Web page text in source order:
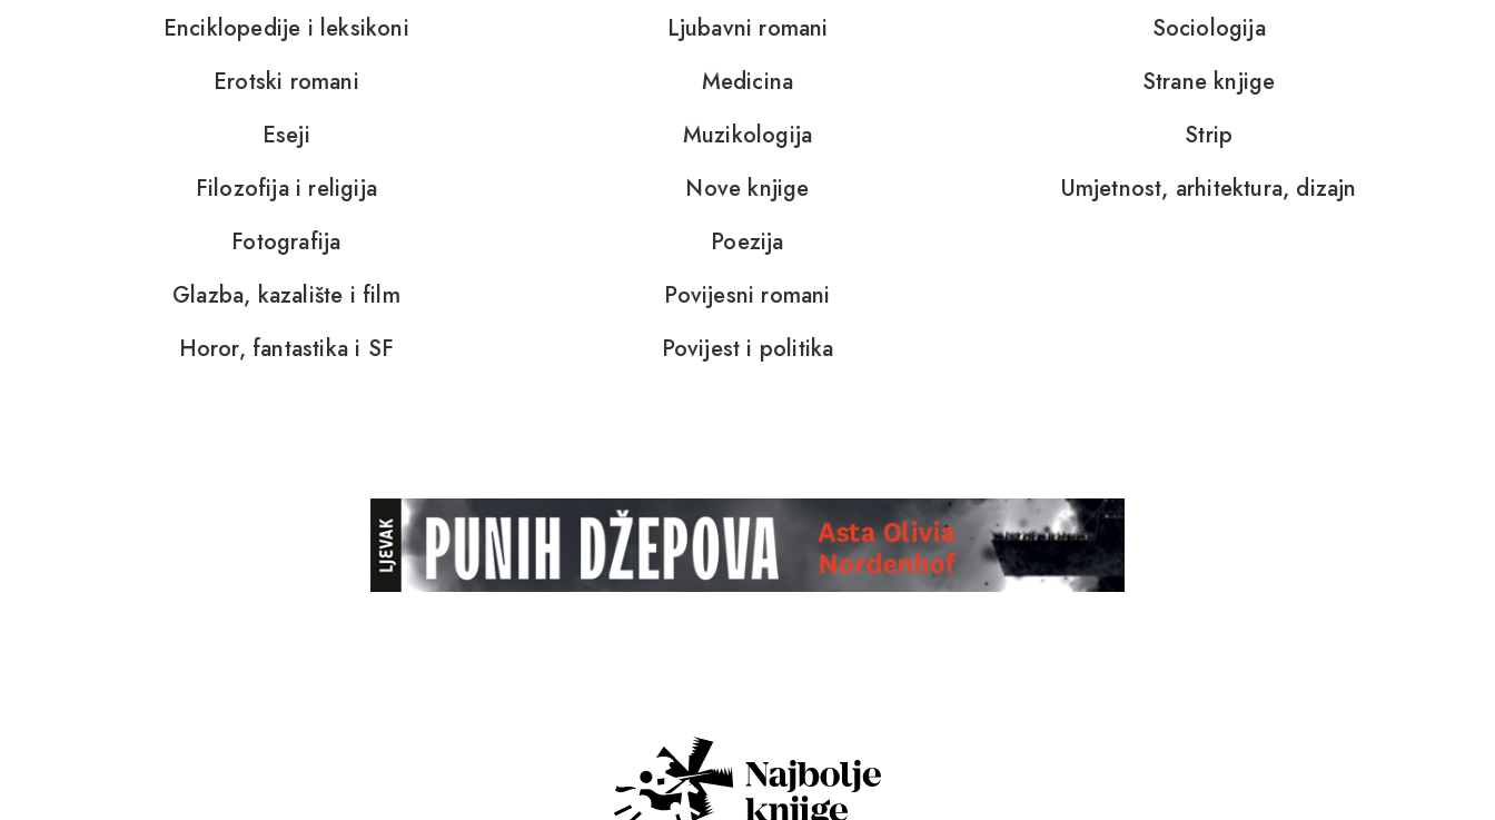
Enciklopedije i leksikoni
Erotski romani
Eseji
Filozofija i religija
Fotografija
Glazba, kazalište i film
Horor, fantastika i SF
Ljubavni romani
Medicina
Muzikologija
Nove knjige
Poezija
Povijesni romani
Povijest i politika
Sociologija
Strane knjige
Strip
Umjetnost, arhitektura, dizajn